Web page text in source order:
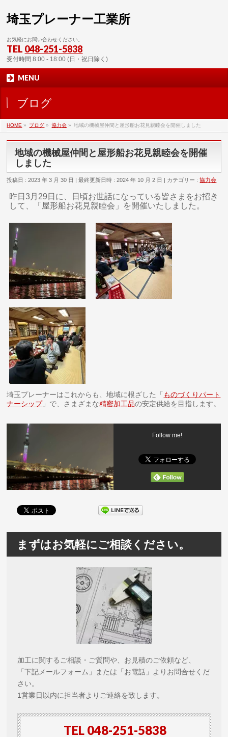
埼玉プレーナー工業所
お気軽にお問い合わせください。
TEL 048-251-5838
受付時間 8:00 - 18:00 (日・祝日除く)
MENU
ブログ
HOME » ブログ » 協力会 » 地域の機械屋仲間と屋形船お花見親睦会を開催しました
地域の機械屋仲間と屋形船お花見親睦会を開催
しました
投稿日 : 2023 年 3 月 30 日 最終更新日時 : 2024 年 10 月 2 日 カテゴリー :協力会
昨日3月29日に、日頃お世話になっている皆さまをお招き
して、「屋形船お花見親睦会」を開催いたしました。
埼玉プレーナーはこれからも、地域に根ざした「 ものづくりパート
ナーシップ」で、さまざまな精密加工品の安定供給を目指します。
Follow me!
まずはお気軽にご相談ください。
加工に関するご相談・ご質問や、お見積のご依頼など、
「下記メールフォーム」または「お電話」よりお問合せくだ
さい。
1営業日以内に担当者よりご連絡を致します。
TEL 048-251-5838